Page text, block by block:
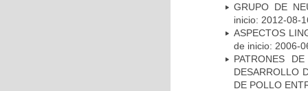
GRUPO DE
inicio: 2012-08-
ASPECTOS
de inicio: 2006-
PATRONES
DESARROLLO
DE POLLO